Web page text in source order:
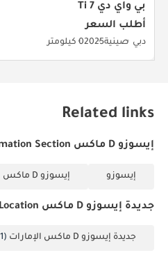
بي واي دي Ti 7
أطلب السعر
دبي صينية20250 كيلومتر
Related links
إيسوزو D ماكس Information Section
إيسوزو إيسوزو D ماكس
جديدة إيسوزو D ماكس by Location
جديدة إيسوزو D ماكس الإمارات (51)